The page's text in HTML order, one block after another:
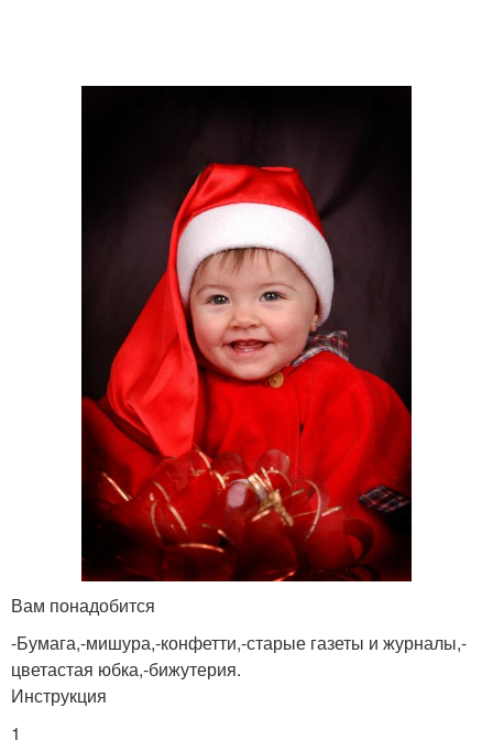
сада
мероприятий
Маскарадный костюм
Костюм из пластиковых
бутылок
Маскарадные костюмы
Костюмы для
мальчиков
Смешные костюмы Детские костюмы
Костюмы к новому году Костюмы для ребенка
Костюм на хэллоуин
Вам понадобится
-Бумага,-мишура,-конфетти,-старые газеты и журналы,-
цветастая юбка,-бижутерия.
Инструкция
1